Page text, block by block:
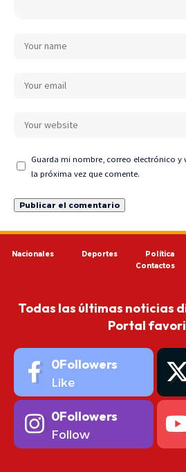
Guarda mi nombre, correo electrónico y
la próxima vez que comente.
Nacionales Deportes Política
Contactos
Todas las últimas noticias
Portal
0Followers
Like
0Followers
Follow